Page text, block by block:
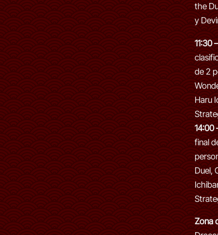
the
y
11:30 –
de 2
Haru
14:00
final
Duel,
Zona